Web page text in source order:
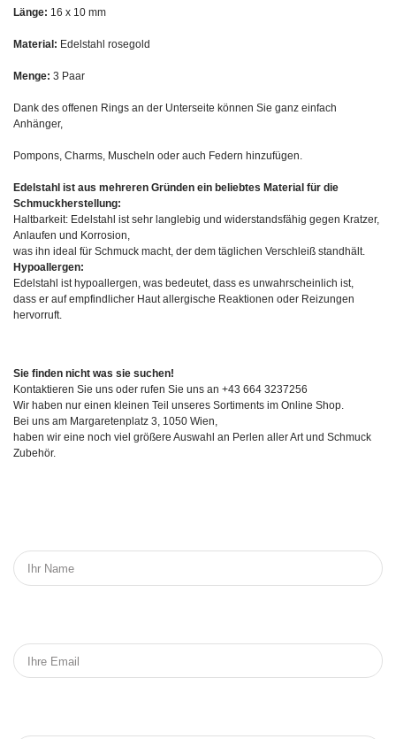
Länge: 16 x 10 mm
Material: Edelstahl rosegold
Menge: 3 Paar
Dank des offenen Rings an der Unterseite können Sie ganz einfach
Anhänger,
Pompons, Charms, Muscheln oder auch Federn hinzufügen.
Edelstahl ist aus mehreren Gründen ein beliebtes Material für die
Schmuckherstellung:
Haltbarkeit: Edelstahl ist sehr langlebig und widerstandsfähig gegen Kratzer,
Anlaufen und Korrosion,
was ihn ideal für Schmuck macht, der dem täglichen Verschleiß standhält.
Hypoallergen:
Edelstahl ist hypoallergen, was bedeutet, dass es unwahrscheinlich ist,
dass er auf empfindlicher Haut allergische Reaktionen oder Reizungen
hervorruft.
Sie finden nicht was sie suchen!
Kontaktieren Sie uns oder rufen Sie uns an +43 664 3237256
Wir haben nur einen kleinen Teil unseres Sortiments im Online Shop.
Bei uns am Margaretenplatz 3, 1050 Wien,
haben wir eine noch viel größere Auswahl an Perlen aller Art und Schmuck
Zubehör.